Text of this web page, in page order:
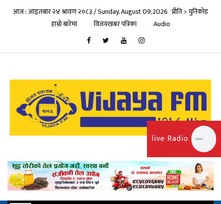
आज : आइतबार २४ श्रावण २०८३ / Sunday, August 09,2026 प्रीति > युनिकोड
हाम्रो बारेमा
विजयखबर पत्रिका Audio
live Radio